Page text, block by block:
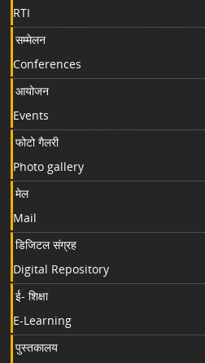
RTI
सम्मेलन
Conferences
आयोजन
Events
फोटो गैलरी
Photo gallery
मेल
Mail
डिजिटल संग्रह
Digital Repository
ई- शिक्षा
E-Learning
पुस्तकालय